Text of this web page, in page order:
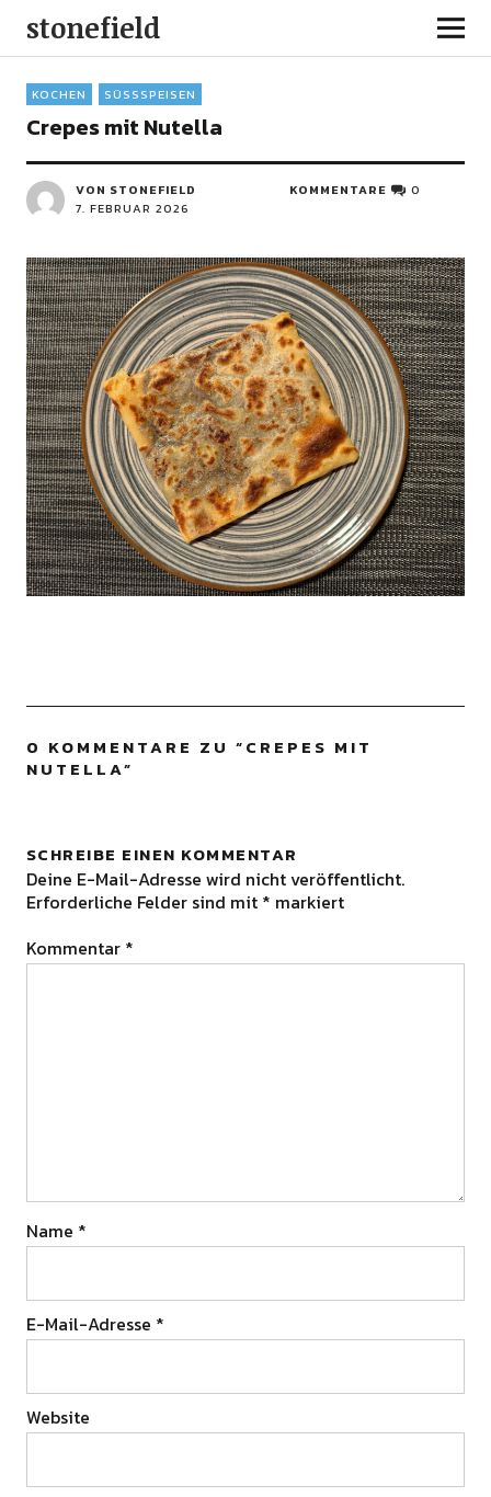
stonefield
KOCHEN SÜSSSPEISEN
Crepes mit Nutella
VON STONEFIELD
7. FEBRUAR 2026
KOMMENTARE 0
0 KOMMENTARE ZU “CREPES MIT
NUTELLA”
SCHREIBE EINEN KOMMENTAR
Deine E-Mail-Adresse wird nicht veröffentlicht.
Erforderliche Felder sind mit * markiert
Kommentar *
Name *
E-Mail-Adresse *
Website